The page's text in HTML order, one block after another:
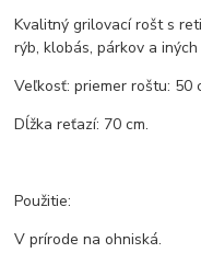
Kvalitný grilovací rošt s
rýb, klobás, párkov a
Veľkosť: priemer roštu: 50
Dĺžka reťazí: 70 cm.
Použitie:
V prírode na ohniská.